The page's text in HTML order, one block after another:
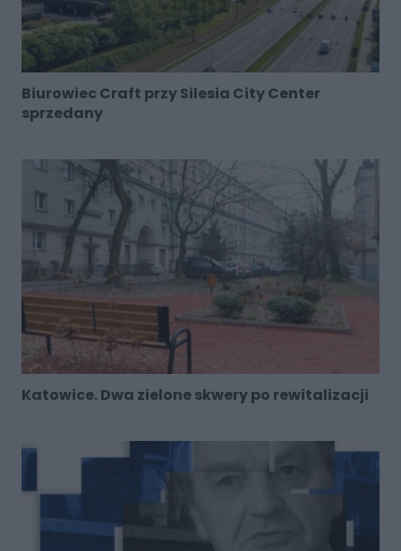
Biurowiec Craft przy Silesia City Center
sprzedany
Katowice. Dwa zielone skwery po rewitalizacji